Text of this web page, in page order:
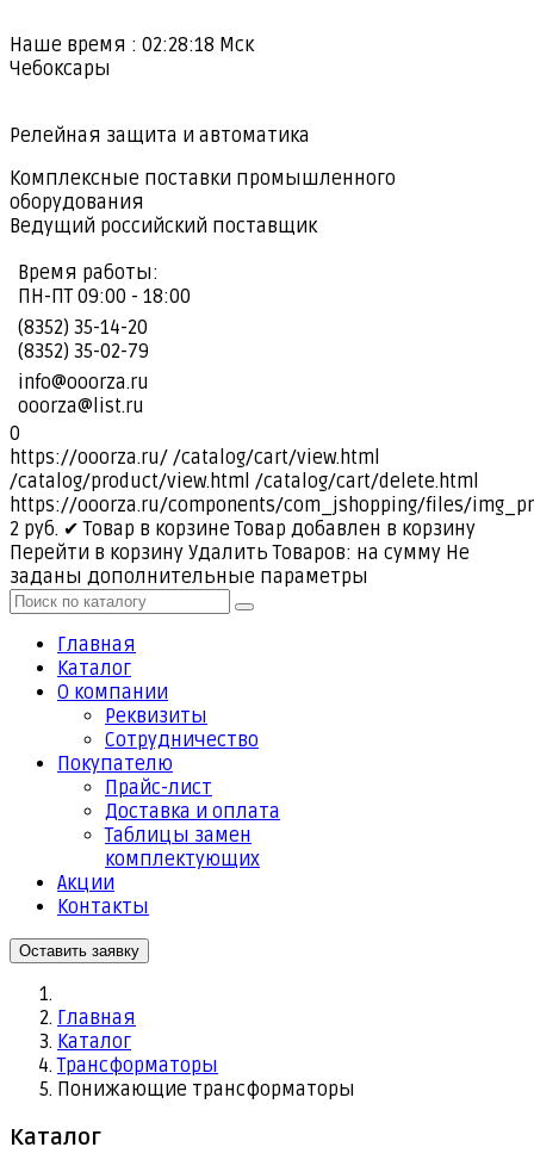
Наше время : 02:28:19 Мск
Чебоксары
Релейная защита и автоматика
Комплексные поставки промышленного
оборудования
Ведущий российский поставщик
Время работы:
ПН-ПТ 09:00 - 18:00
(8352) 35-14-20
(8352) 35-02-79
info@ooorza.ru
ooorza@list.ru
0
https://ooorza.ru/ /catalog/cart/view.html
/catalog/product/view.html /catalog/cart/delete.html
https://ooorza.ru/components/com_jshopping/files/
2 руб. ✔ Товар в корзине Товар добавлен в корзину
Перейти в корзину Удалить Товаров: на сумму Не
заданы дополнительные параметры
Главная
Каталог
О компании
Реквизиты
Cотрудничество
Покупателю
Прайс-лист
Доставка и оплата
Таблицы замен
комплектующих
Акции
Контакты
Оставить заявку
Главная
Каталог
Трансформаторы
Понижающие трансформаторы
Каталог